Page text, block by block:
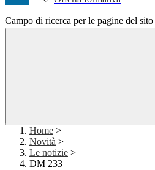
Campo di ricerca per le pagine del sito
Home >
Novità >
Le notizie >
DM 233